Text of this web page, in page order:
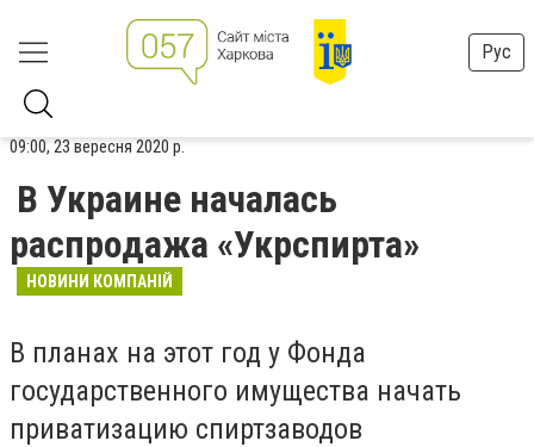
Рус
09:00, 23 вересня 2020 р.
В Украине началась
распродажа «Укрспирта»
НОВИНИ КОМПАНІЙ
В планах на этот год у Фонда
государственного имущества начать
приватизацию спиртзаводов